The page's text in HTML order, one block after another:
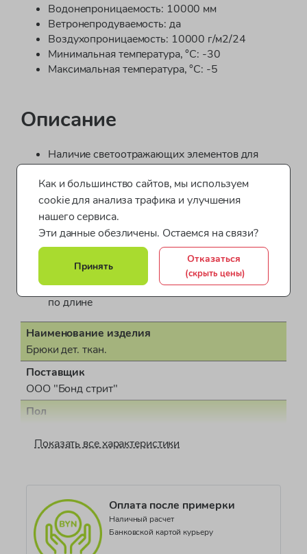
Водонепроницаемость: 10000 мм
Ветронепродуваемость: да
Воздухопроницаемость: 10000 г/м2/24
Минимальная температура, °C: -30
Максимальная температура, °C: -5
Описание
Наличие светоотражающих элементов для
Сидельный шов проклеен и не пропускает
влагу
Низ брюк затягивается на шнурок с
фиксатором
Внутренние снегозащитные манжеты на
штанинах
Эластичные подтяжки съемные, регулируются
по длине
Наименование изделия
Брюки дет. ткан.
Поставщик
ООО "Бонд стрит"
Пол
Страна производства
Документ о соответствии
ДЕАЭС N RU Д-EE.РА01.В.40562/21
Коллекция
FREJA
Показать все характеристики
Оплата после примерки
Наличный расчет
Банковской картой курьеру
Как и большинство сайтов, мы используем
cookie для анализа трафика и улучшения
нашего сервиса.
Эти данные обезличены. Остаемся на связи?
Принять
Отказаться
(скрыть цены)